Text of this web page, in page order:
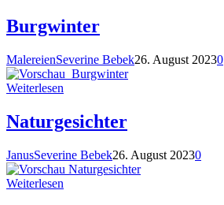
Burgwinter
MalereienSeverine Bebek26. August 20230
Weiterlesen
Naturgesichter
JanusSeverine Bebek26. August 20230
Weiterlesen